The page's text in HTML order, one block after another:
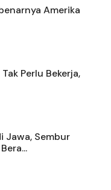
Amerika
Perlu Bekerja,
Jawa, Sembur